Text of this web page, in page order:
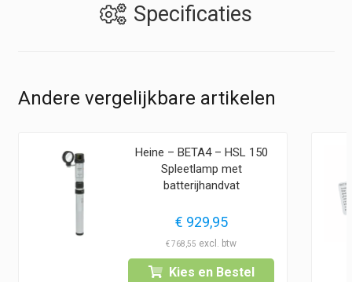
Specificaties
Andere vergelijkbare artikelen
Heine – BETA4 – HSL 150
Spleetlamp met
batterijhandvat
€ 929,95
€768,55
Kies en Bestel